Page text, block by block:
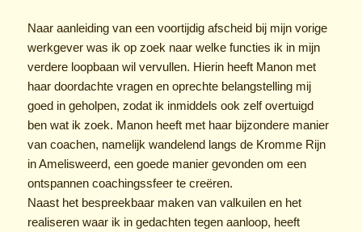
Naar aanleiding van een voortijdig afscheid bij mijn vorige
werkgever was ik op zoek naar welke functies ik in mijn
verdere loopbaan wil vervullen. Hierin heeft Manon met
haar doordachte vragen en oprechte belangstelling mij
goed in geholpen, zodat ik inmiddels ook zelf overtuigd
ben wat ik zoek. Manon heeft met haar bijzondere manier
van coachen, namelijk wandelend langs de Kromme Rijn
in Amelisweerd, een goede manier gevonden om een
ontspannen coachingssfeer te creëren.
Naast het bespreekbaar maken van valkuilen en het
realiseren waar ik in gedachten tegen aanloop, heeft